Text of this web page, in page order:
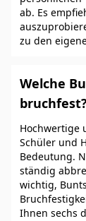
ab. Es
zu den
Welche
bruchfest?
Hochwertige
Schüler und
Bedeutung.
ständig
wichtig,
Ihnen sechs